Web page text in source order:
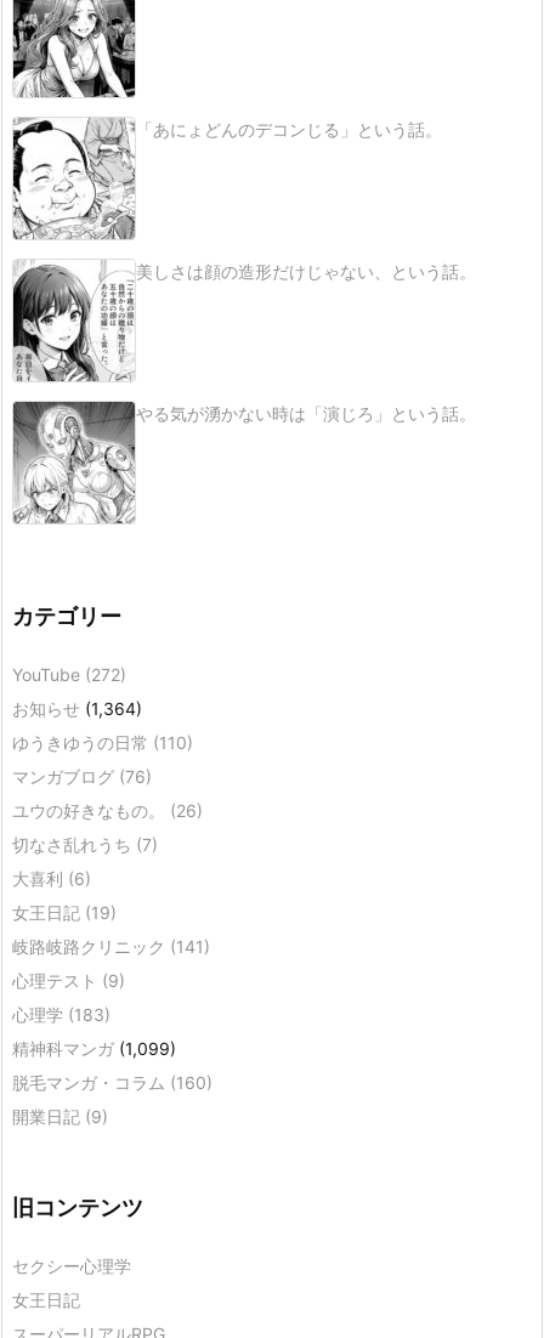
「あにょどんのデコンじる」という話。
美しさは顔の造形だけじゃない、という話。
やる気が湧かない時は「演じろ」という話。
カテゴリー
YouTube (272)
お知らせ (1,364)
ゆうきゆうの日常 (110)
マンガブログ (76)
ユウの好きなもの。 (26)
切なさ乱れうち (7)
大喜利 (6)
女王日記 (19)
岐路岐路クリニック (141)
心理テスト (9)
心理学 (183)
精神科マンガ (1,099)
脱毛マンガ・コラム (160)
開業日記 (9)
旧コンテンツ
セクシー心理学
女王日記